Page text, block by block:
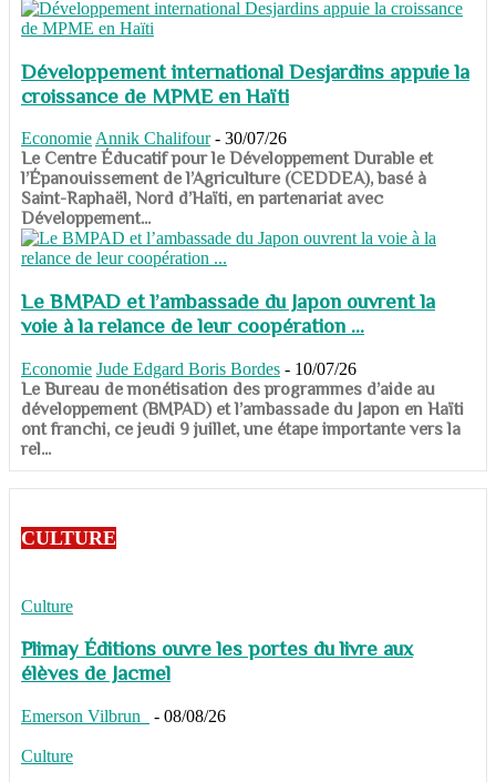
Développement international Desjardins appuie la
croissance de MPME en Haïti
Economie Annik Chalifour - 30/07/26
​​​​​​​Le Centre Éducatif pour le Développement Durable et
l’Épanouissement de l’Agriculture (CEDDEA), basé à
Saint-Raphaël, Nord d’Haïti, en partenariat avec
Développement...
Le BMPAD et l’ambassade du Japon ouvrent la
voie à la relance de leur coopération ...
Economie Jude Edgard Boris Bordes - 10/07/26
​​​​​​​Le Bureau de monétisation des programmes d’aide au
développement (BMPAD) et l’ambassade du Japon en Haïti
ont franchi, ce jeudi 9 juillet, une étape importante vers la
rel...
CULTURE
Culture
Plimay Éditions ouvre les portes du livre aux
élèves de Jacmel
Emerson Vilbrun - 08/08/26
Culture